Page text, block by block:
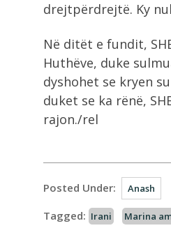
drejtpërdrejtë. Ky
Në ditët e fundit,
Huthëve, duke
dyshohet se kryen
duket se ka rënë,
rajon./rel
Posted Under: Anash
Tagged: Irani Marina